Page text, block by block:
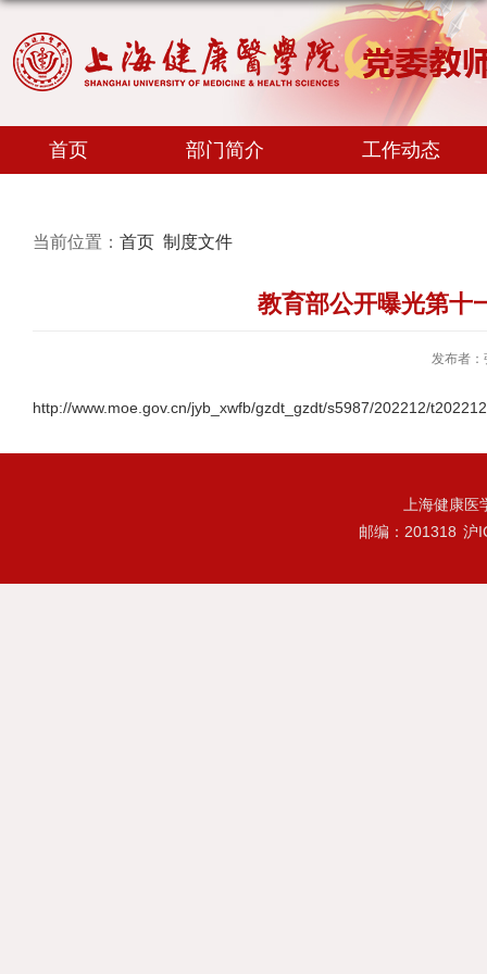
首页 部门简介 工作动态
当前位置： 首页 制度文件
教育部公开曝光第十
发布者：
http://www.moe.gov.cn/jyb_xwfb/gzdt_gzdt/s5987/202212/
上海健康医
邮编：201318 沪